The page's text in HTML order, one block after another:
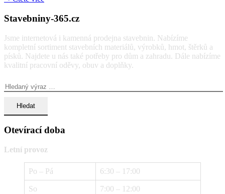
Stavebniny-365.cz
Jsme internetová i kamenná prodejna stavebnin. Nabízíme
kompletní sortiment stavebních materiálů, výrobků, hmot, štěrků a
písků. Najdete u nás také potřeby pro dům a zahradu. Dále nabízíme
kvalitní pracovní oděvy, obuv a doplňky.
Otevírací doba
Letní provoz
Po – Pá 6:30 – 17:00
So 7:00 – 12:00